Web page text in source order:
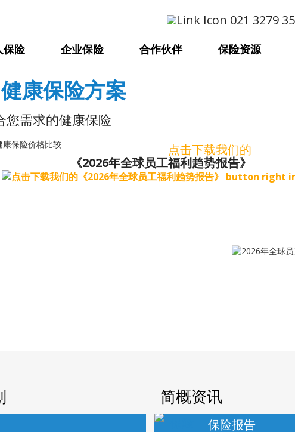
021 3279
保险 企业保险 合作伙伴 保险资源
健康保险方案
您需求的健康保险
点击下载我们的
《2026年全球员工福利趋势报告》
简概资讯
保险报告